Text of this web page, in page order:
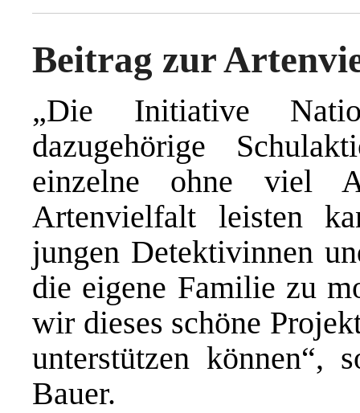
Beitrag zur
„Die Initiative
dazugehörige
einzelne ohne viel
Artenvielfalt leisten
jungen Detektivinnen
die eigene Familie zu
wir dieses schöne
unterstützen können“,
Bauer.